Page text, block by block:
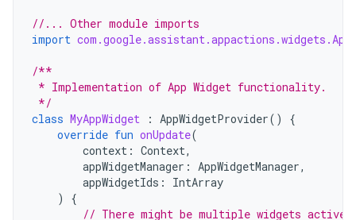
//... Other module imports
import
/**
* Implementation of App Widget functionality.
*/
class MyAppWidget : AppWidgetProvider()
{
override fun onUpdate(
context : Context,
appWidgetManager : AppWidgetManager,
appWidgetIds :
IntArray
)
{
// There might be multiple widgets